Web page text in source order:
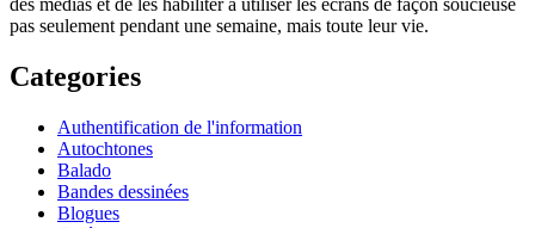
des médias et de les habiliter à utiliser les écrans de façon soucieuse
pas seulement pendant une semaine, mais toute leur vie.
Categories
Authentification de l'information
Autochtones
Balado
Bandes dessinées
Blogues